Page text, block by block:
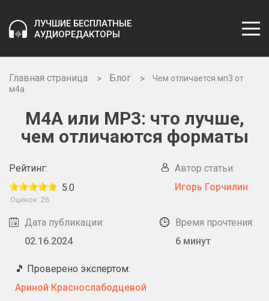
ЛУЧШИЕ БЕСПЛАТНЫЕ
АУДИОРЕДАКТОРЫ
Главная страница Блог
Чем отличается мп3 от
м4а
M4A или MP3: что лучше,
чем отличаются форматы
Рейтинг:
5.0
Оценок: 26
Автор статьи:
Игорь Горчилин
Дата публикации:
02.16.2024
Время прочтения:
6 минут
🎵 Проверено экспертом:
Ариной Краснослабодцевой